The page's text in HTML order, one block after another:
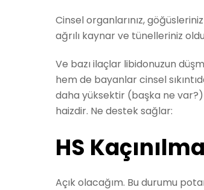
Cinsel organlarınız,
ağrılı kaynar ve tünelleriniz
Ve bazı ilaçlar libidonuzun
hem de bayanlar cinsel
daha yüksektir (başka ne
haizdir. Ne destek sağlar:
HS
Açık olacağım. Bu durumu